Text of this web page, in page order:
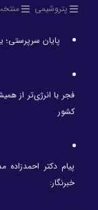
پتروشیمی
پایان سرپرستی؛
فجر با انرژی‌تر از
کشور
پیام دکتر
خبرنگار: